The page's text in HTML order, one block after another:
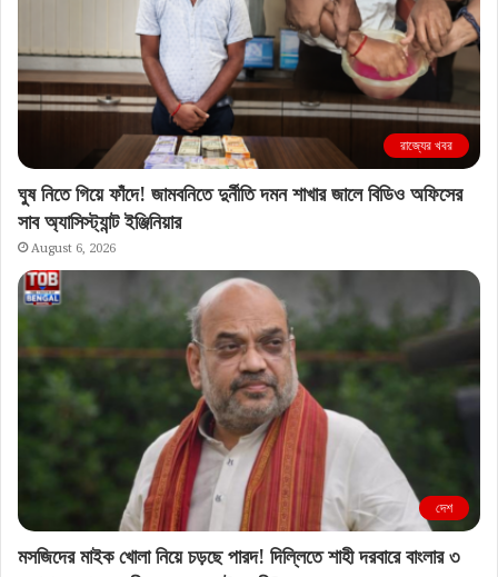
রাজ্যের খবর
ঘুষ নিতে গিয়ে ফাঁদে! জামবনিতে দুর্নীতি দমন শাখার জালে বিডিও অফিসের
সাব অ্যাসিস্ট্যান্ট ইঞ্জিনিয়ার
August 6, 2026
দেশ
মসজিদের মাইক খোলা নিয়ে চড়ছে পারদ! দিল্লিতে শাহী দরবারে বাংলার ৩